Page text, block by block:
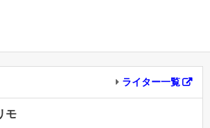
ライター一覧
モ